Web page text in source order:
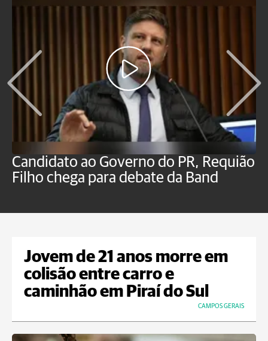
Candidato ao Governo do PR, Requião
Filho chega para debate da Band
Jovem de 21 anos morre em
colisão entre carro e
caminhão em Piraí do Sul
CAMPOS GERAIS